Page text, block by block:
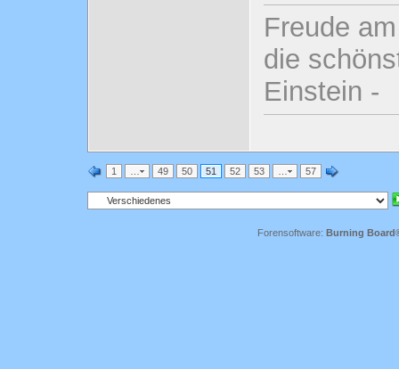
Freude
die
Einstein -
1 49 50 51 52 53 57
Forensoftware: Burning